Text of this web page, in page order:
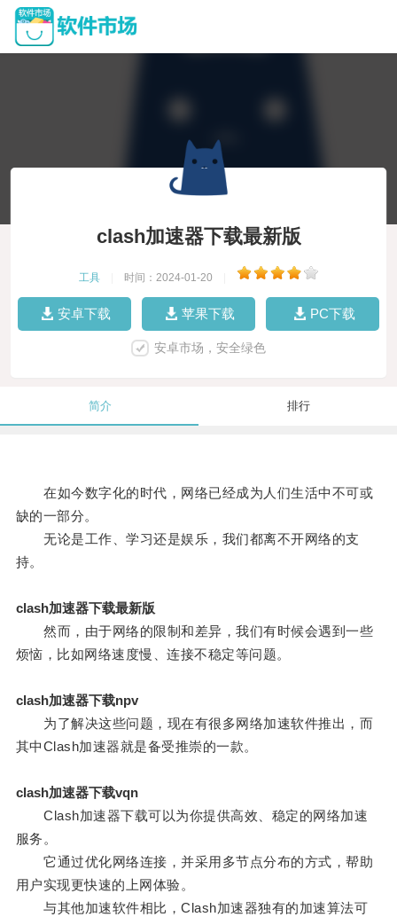
clash加速器下载最新版
工具 时间：2024-01-20
安卓下载 苹果下载 PC下载
安卓市场，安全绿色
简介 排行
在如今数字化的时代，网络已经成为人们生活中不可或
缺的一部分。
无论是工作、学习还是娱乐，我们都离不开网络的支
持。
clash加速器下载最新版
然而，由于网络的限制和差异，我们有时候会遇到一些
烦恼，比如网络速度慢、连接不稳定等问题。
clash加速器下载npv
为了解决这些问题，现在有很多网络加速软件推出，而
其中Clash加速器就是备受推崇的一款。
clash加速器下载vqn
Clash加速器下载可以为你提供高效、稳定的网络加速
服务。
它通过优化网络连接，并采用多节点分布的方式，帮助
用户实现更快速的上网体验。
与其他加速软件相比，Clash加速器独有的加速算法可